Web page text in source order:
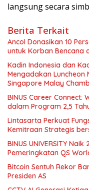
langsung secara
Berita Terkait
Ancol Donasikan 10
untuk Korban Bencana
Kadin Indonesia dan
Mengadakan Luncheon
Singapore Malay
BINUS Career Connect:
dalam Program 2,5
Lintasarta Perkuat
Kemitraan Strategis
BINUS UNIVERSITY
Pemeringkatan QS
Bitcoin Sentuh Rekor
Presiden AS